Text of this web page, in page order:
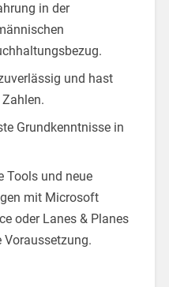
in der
und hast
Grundkenntnisse in
Tools und neue
mit Microsoft
oder Lanes & Planes
Voraussetzung.